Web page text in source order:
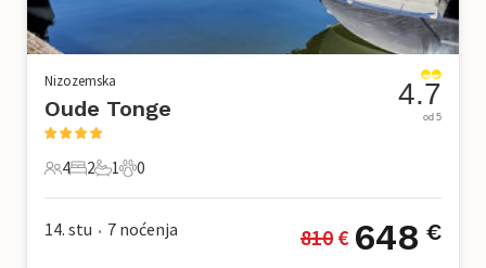
Nizozemska
Oude Tonge
4 Gosti
4
2 Spavaće sobe
2
1 Kupaonica
1
0 Kućni ljubimac
0
4.7
od 5
14. stu • 7 noćenja 810 € 648 €